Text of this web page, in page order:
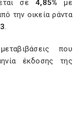
σε 4,85% με
την οικεία ράντα
.
που
έκδοσης της